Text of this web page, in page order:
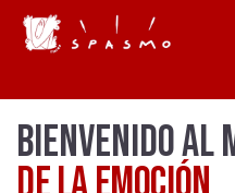
BIENVENIDO AL